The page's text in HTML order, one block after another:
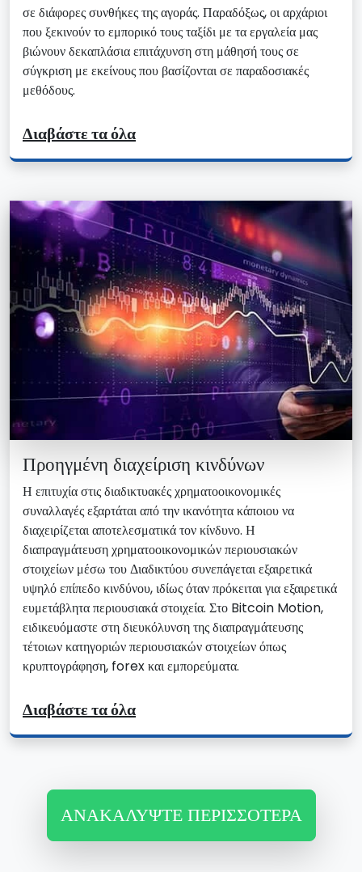
σε διάφορες συνθήκες της αγοράς. Παραδόξως, οι αρχάριοι
που ξεκινούν το εμπορικό τους ταξίδι με τα εργαλεία μας
βιώνουν δεκαπλάσια επιτάχυνση στη μάθησή τους σε
σύγκριση με εκείνους που βασίζονται σε παραδοσιακές
μεθόδους.
Διαβάστε τα όλα
Προηγμένη διαχείριση κινδύνων
Η επιτυχία στις διαδικτυακές χρηματοοικονομικές
συναλλαγές εξαρτάται από την ικανότητα κάποιου να
διαχειρίζεται αποτελεσματικά τον κίνδυνο. Η
διαπραγμάτευση χρηματοοικονομικών περιουσιακών
στοιχείων μέσω του Διαδικτύου συνεπάγεται εξαιρετικά
υψηλό επίπεδο κινδύνου, ιδίως όταν πρόκειται για εξαιρετικά
ευμετάβλητα περιουσιακά στοιχεία. Στο Bitcoin Motion,
ειδικευόμαστε στη διευκόλυνση της διαπραγμάτευσης
τέτοιων κατηγοριών περιουσιακών στοιχείων όπως
κρυπτογράφηση, forex και εμπορεύματα.
Διαβάστε τα όλα
ΑΝΑΚΑΛΎΨΤΕ ΠΕΡΙΣΣΌΤΕΡΑ